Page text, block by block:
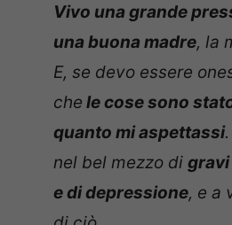
Vivo una grande
una buona madre, la
E, se devo essere
che le cose sono
quanto mi aspettassi
nel bel mezzo di gravi
e di depressione, e a